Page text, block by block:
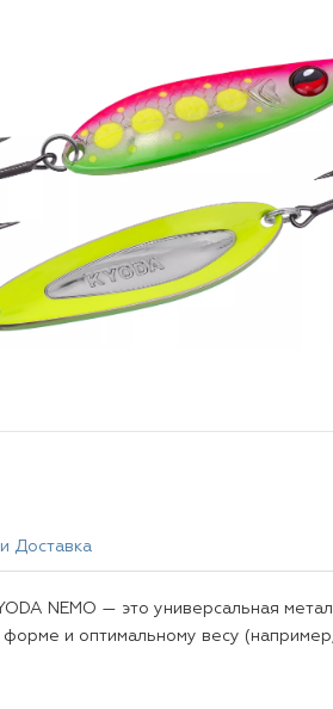
Доставка
NEMO — это универсальная
и оптимальному весу